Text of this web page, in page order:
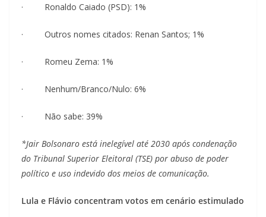
· Ronaldo Caiado (PSD): 1%
· Outros nomes citados: Renan Santos; 1%
· Romeu Zema: 1%
· Nenhum/Branco/Nulo: 6%
· Não sabe: 39%
*Jair Bolsonaro está inelegível até 2030 após condenação
do Tribunal Superior Eleitoral (TSE) por abuso de poder
político e uso indevido dos meios de comunicação.
Lula e Flávio concentram votos em cenário estimulado